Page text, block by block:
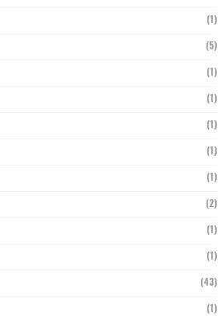
(1)
(5)
(1)
(1)
(1)
(1)
(1)
(2)
(1)
(1)
(43)
(1)